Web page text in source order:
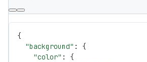
{
  "background"
: {
    "color"
: {